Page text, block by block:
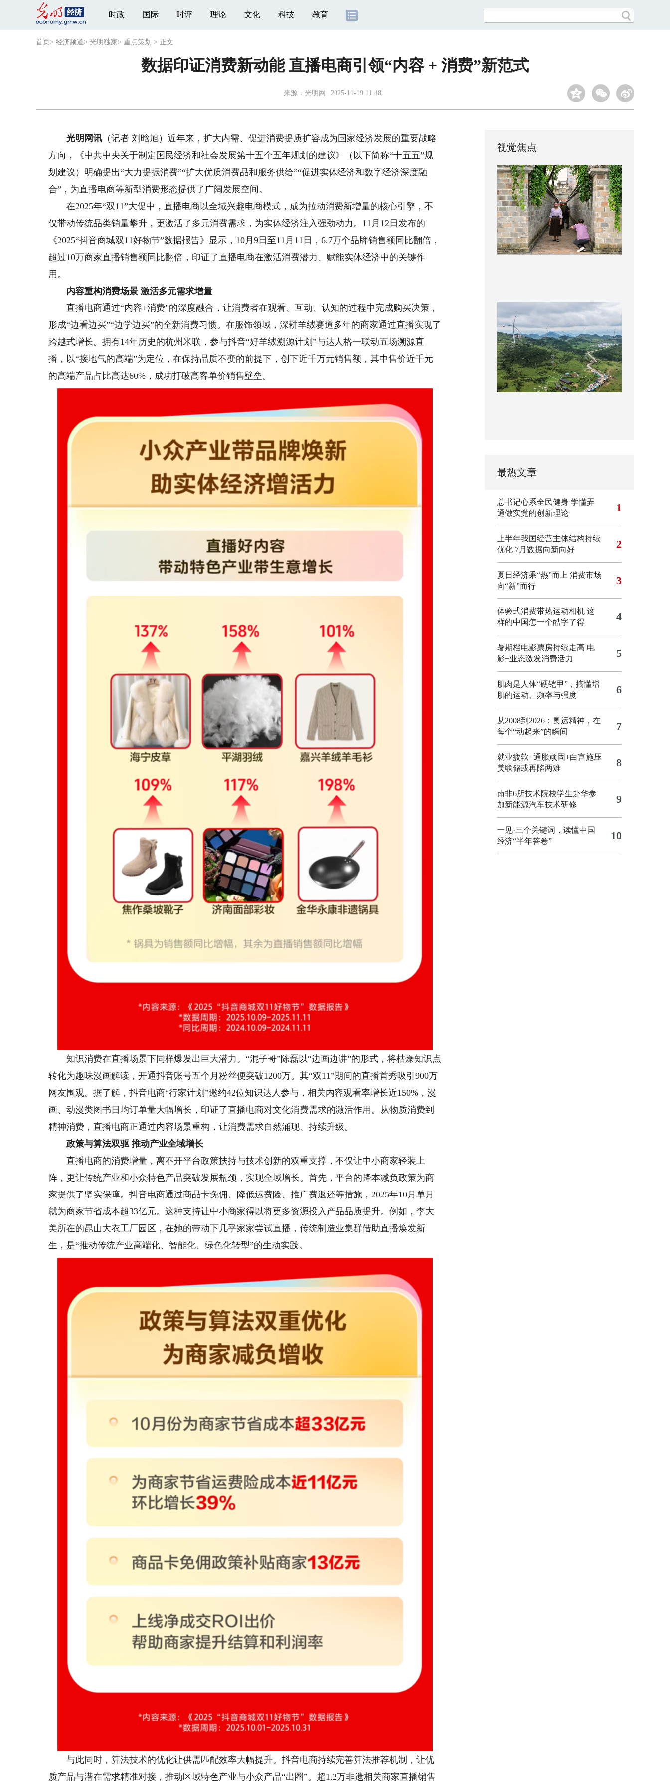
时政 国际 时评 理论 文化 科技 教育
首页 > 经济频道> 光明独家> 重点策划 > 正文
数据印证消费新动能 直播电商引领“内容 + 消费”新范式
来源： 光明网 2025-11-19 11:48
光明网讯 （记者 刘晗旭）近年来，扩大内需、促进消费提质扩容成为国家经济发展的重要战略
方向，《中共中央关于制定国民经济和社会发展第十五个五年规划的建议》（以下简称“十五五”规
划建议）明确提出“大力提振消费”“扩大优质消费品和服务供给”“促进实体经济和数字经济深度融
合”，为直播电商等新型消费形态提供了广阔发展空间。
在2025年“双11”大促中，直播电商以全域兴趣电商模式，成为拉动消费新增量的核心引擎，不
仅带动传统品类销量攀升，更激活了多元消费需求，为实体经济注入强劲动力。11月12日发布的
《2025“抖音商城双11好物节”数据报告》显示，10月9日至11月11日，6.7万个品牌销售额同比翻倍，
超过10万商家直播销售额同比翻倍，印证了直播电商在激活消费潜力、赋能实体经济中的关键作
用。
内容重构消费场景 激活多元需求增量
直播电商通过“内容+消费”的深度融合，让消费者在观看、互动、认知的过程中完成购买决策，
形成“边看边买”“边学边买”的全新消费习惯。在服饰领域，深耕羊绒赛道多年的商家通过直播实现了
跨越式增长。拥有14年历史的杭州米联，参与抖音“好羊绒溯源计划”与达人格一联动五场溯源直
播，以“接地气的高端”为定位，在保持品质不变的前提下，创下近千万元销售额，其中售价近千元
的高端产品占比高达60%，成功打破高客单价销售壁垒。
知识消费在直播场景下同样爆发出巨大潜力。“混子哥”陈磊以“边画边讲”的形式，将枯燥知识点
转化为趣味漫画解读，开通抖音账号五个月粉丝便突破1200万。其“双11”期间的直播首秀吸引900万
网友围观。据了解，抖音电商“行家计划”邀约42位知识达人参与，相关内容观看率增长近150%，漫
画、动漫类图书日均订单量大幅增长，印证了直播电商对文化消费需求的激活作用。从物质消费到
精神消费，直播电商正通过内容场景重构，让消费需求自然涌现、持续升级。
政策与算法双驱 推动产业全域增长
直播电商的消费增量，离不开平台政策扶持与技术创新的双重支撑，不仅让中小商家轻装上
阵，更让传统产业和小众特色产品突破发展瓶颈，实现全域增长。首先，平台的降本减负政策为商
家提供了坚实保障。抖音电商通过商品卡免佣、降低运费险、推广费返还等措施，2025年10月单月
就为商家节省成本超33亿元。这种支持让中小商家得以将更多资源投入产品品质提升。例如，李大
美所在的昆山大衣工厂园区，在她的带动下几乎家家尝试直播，传统制造业集群借助直播焕发新
生，是“推动传统产业高端化、智能化、绿色化转型”的生动实践。
与此同时，算法技术的优化让供需匹配效率大幅提升。抖音电商持续完善算法推荐机制，让优
质产品与潜在需求精准对接，推动区域特色产业与小众产品“出圈”。超1.2万非遗相关商家直播销售
视觉焦点
最热文章
总书记心系全民健身 学懂弄
通做实党的创新理论
1
上半年我国经营主体结构持续
优化 7月数据向新向好 2
夏日经济乘“热”而上 消费市场
向“新”而行
3
体验式消费带热运动相机 这
样的中国怎一个酷字了得
4
暑期档电影票房持续走高 电
影+业态激发消费活力
5
肌肉是人体“硬铠甲”，搞懂增
肌的运动、频率与强度
6
从2008到2026：奥运精神，在
每个“动起来”的瞬间
7
就业疲软+通胀顽固+白宫施压
美联储或再陷两难
8
南非6所技术院校学生赴华参
加新能源汽车技术研修
9
一见·三个关键词，读懂中国
经济“半年答卷”
10